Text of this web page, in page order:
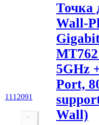
1112091
Точка
Wall-
5GHz
Port,
Wall)